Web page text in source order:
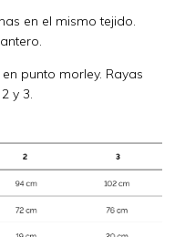
en el mismo tejido.
punto morley. Rayas
y 3.